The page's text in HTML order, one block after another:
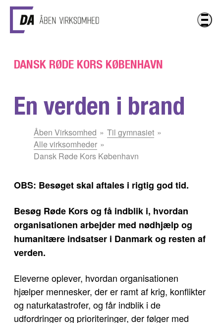
Gå til hovedindhold
DANSK RØDE KORS KØBENHAVN
En verden i brand
Åben Virksomhed
Til gymnasiet
Alle virksomheder
Dansk Røde Kors København
OBS: Besøget skal aftales i rigtig god tid.
Besøg Røde Kors og få indblik i, hvordan
organisationen arbejder med nødhjælp og
humanitære indsatser i Danmark og resten af
verden.
Eleverne oplever, hvordan organisationen
hjælper mennesker, der er ramt af krig, konflikter
og naturkatastrofer, og får indblik i de
udfordringer og prioriteringer, der følger med